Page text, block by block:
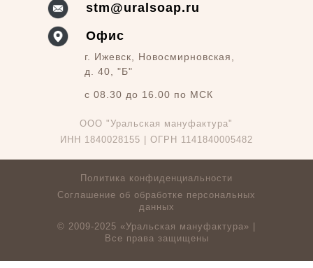
Политика конфиденциальности
© 2009-2025 «Уральская мануфактура» |
Все права защищены
г. Ижевск, Новосмирновская,
д. 40, "Б"
ООО "Уральская мануфактура"
ИНН 1840028155 | ОГРН 1141840005482
stm@uralsoap.ru
Офис
c 08.30 до 16.00 по МСК
Соглашение об обработке персональных
данных